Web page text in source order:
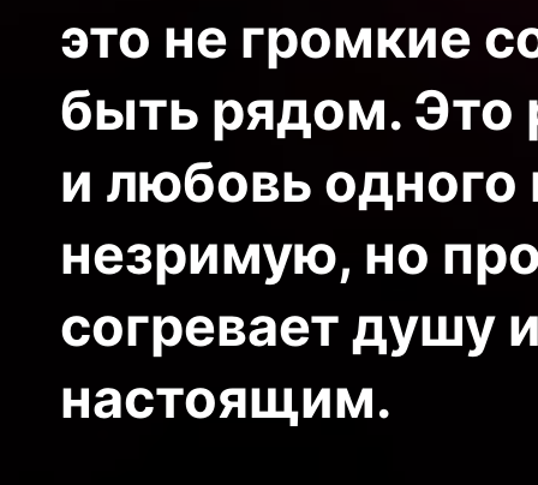
это не громкие
быть рядом. Это
и любовь
незримую, но
согревает душу
настоящим.